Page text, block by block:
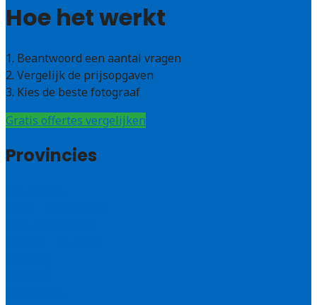
Hoe het werkt
1. Beantwoord een aantal vragen
2. Vergelijk de prijsopgaven
3. Kies de beste fotograaf
Gratis offertes vergelijken
Provincies